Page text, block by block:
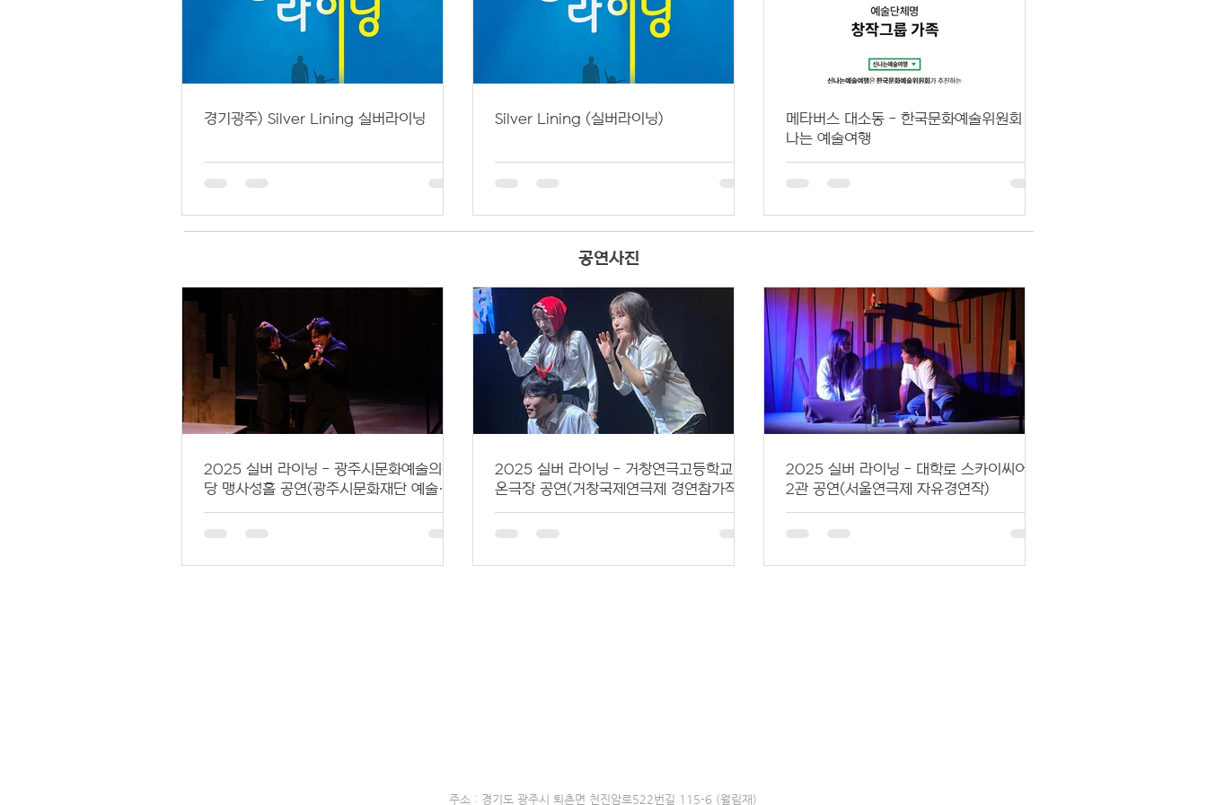
경기광주) Silver Lining 실버라이닝 Silver Lining (실버라이닝)
메타버스 대소동 - 한국문화예술위원회 신
나는 예술여행
공연사진
2025 실버 라이닝 - 광주시문화예술의전
당 맹사성홀 공연(광주시문화재단 예술지
원사업 GAJA 선정작)
2025 실버 라이닝 - 거창연극고등학교 가
온극장 공연(거창국제연극제 경연참가작)
2025 실버 라이닝 - 대학로 스카이씨어터
2관 공연(서울연극제 자유경연작)
주소 : 경기도 광주시 퇴촌면 천진암로522번길 115-6 (월림재)